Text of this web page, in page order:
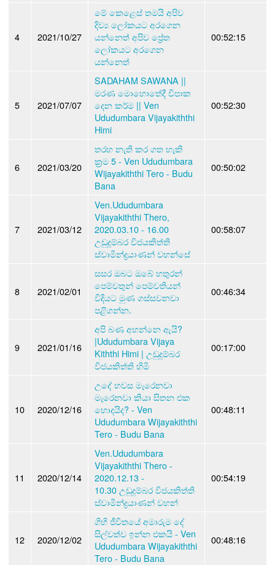
4 2021/10/27
මේ කෙළෙස් තමයි අපිව
දිව්‍ය ලෝකයට අරගෙන
යන්නෙත් අපිව ප්‍රේත
ලෝකයට අරගෙන
යන්නෙත්
00:52:15
5 2021/07/07
SADAHAM SAWANA ||
මරණ මොහොතේදී විපාක
දෙන කර්ම || Ven
Ududumbara Vijayakiththi
Himi
00:52:30
6 2021/03/20
තරහ නැති කර ගත හැකි
ක්‍රම 5 - Ven Ududumbara
Wijayakiththi Tero - Budu
Bana
00:50:02
7 2021/03/12
Ven.Ududumbara
Vijayakiththi Thero,
2020.03.10 - 16.00
උඩුදුම්බර විජයකිත්ති
ස්වාමින්ද්‍රයාණන් වහන්සේ
00:58:07
8 2021/02/01
සසර ඔබට ඔබේ හතුරන්
පෙම්වතුන් පෙම්වතියන්
විදියට මුණ ගස්සවනවා
පළිගන්න.
00:46:34
9 2021/01/16
අපි බණ අහන්නෙ ඇයි?
|Ududumbara Vijaya
Kiththi Himi | උඩුදුම්බර
විජයකිත්ති හිමි
00:17:00
10 2020/12/16
උදේ හවස මැරෙනවා
මැරෙනවා කියා සිතන එක
හොදයිද? - Ven
Ududumbara Wijayakiththi
Tero - Budu Bana
00:48:11
11 2020/12/14
Ven.Ududumbara
Vijayakiththi Thero -
2020.12.13 -
10.30 උඩුදුම්බර විජයකිත්ති
ස්වාමින්ද්‍රයාණන් වහන්
00:54:19
12 2020/12/02
ගිහි ජීවිතයේ අමාරුම දේ
සිල්වත්ව ඉන්න එකයි - Ven
Ududumbara Wijayakiththi
Tero - Budu Bana
00:48:16